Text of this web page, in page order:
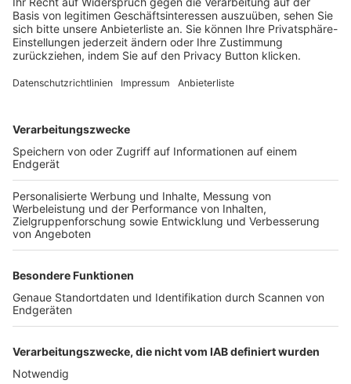
Login SpielPlus
FOLGE DEM BFV
TOP-VEREINE
TOP-PARTNER